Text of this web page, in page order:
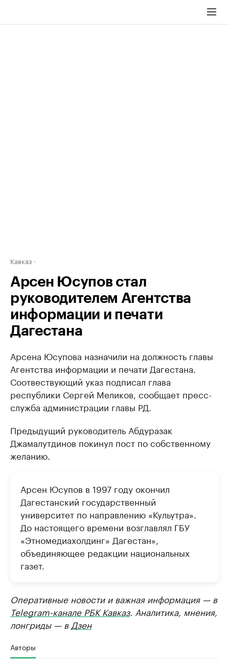
Кавказ
Арсен Юсупов стал
руководителем Агентства
информации и печати
Дагестана
Арсена Юсупова назначили на должность главы
Агентства информации и печати Дагестана.
Соотвествующий указ подписал глава
республики Сергей Меликов, сообщает пресс-
служба администрации главы РД.
Предыдущий руководитель Абдуразак
Джамалутдинов покинул пост по собственному
желанию.
Арсен Юсупов в 1997 году окончил
Дагестанский государственный
университет по направлению «Кульутра».
До настоящего времени возглавлял ГБУ
«Этномедиахолдинг» Дагестан»,
объединяющее редакции национальных
газет.
Оперативные новости и важная информация — в
Telegram-канале РБК Кавказ. Аналитика, мнения,
лонгриды — в Дзен
Авторы